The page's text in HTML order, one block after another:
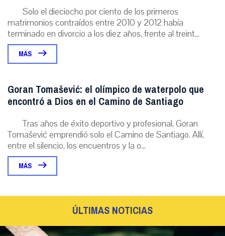
Solo el dieciocho por ciento de los primeros
matrimonios contraídos entre 2010 y 2012 había
terminado en divorcio a los diez años, frente al treint...
MÁS
Goran Tomašević: el olímpico de waterpolo que
encontró a Dios en el Camino de Santiago
Tras años de éxito deportivo y profesional, Goran
Tomašević emprendió solo el Camino de Santiago. Allí,
entre el silencio, los encuentros y la o...
MÁS
ÚLTIMAS NOTICIAS